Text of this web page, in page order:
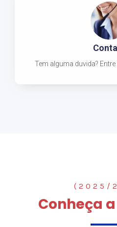
Tem alguma duvida?
(2025/
Conheça